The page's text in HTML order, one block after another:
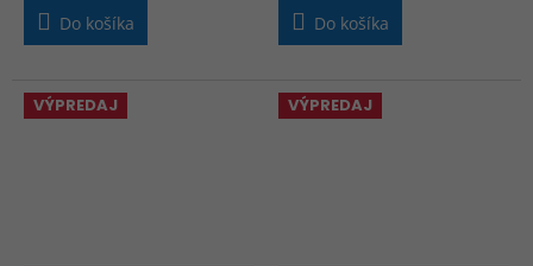
3,3
Do košíka
3,7
Do košíka
VÝPREDAJ VÝPREDAJ